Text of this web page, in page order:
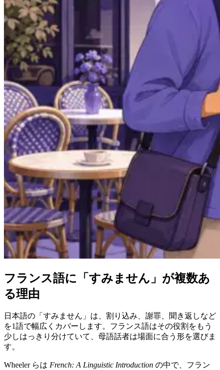
フランス語に「すみません」が複数あ
る理由
日本語の「すみません」は、割り込み、謝罪、聞き返しなど
を1語で幅広くカバーします。フランス語はその役割をもう
少しはっきり分けていて、母語話者は場面に合う形を選びま
す。
Wheeler らは French: A Linguistic Introduction の中で、フラン